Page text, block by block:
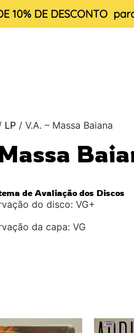
10% DE DESCONTO
LP / V.A. – Massa Baiana
de Avaliação dos Discos
do disco: VG+
da capa: VG